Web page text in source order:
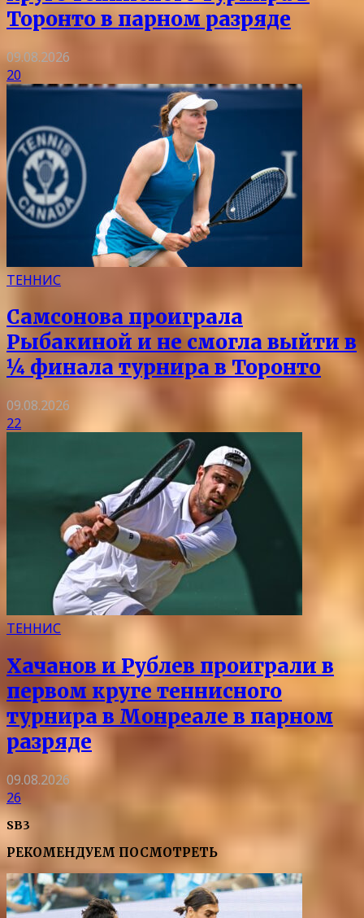
Торонто в парном разряде
09.08.2026
20
ТЕННИС
Самсонова проиграла
Рыбакиной и не смогла выйти в
¼ финала турнира в Торонто
09.08.2026
22
ТЕННИС
Хачанов и Рублев проиграли в
первом круге теннисного
турнира в Монреале в парном
разряде
09.08.2026
26
SB3
РЕКОМЕНДУЕМ ПОСМОТРЕТЬ